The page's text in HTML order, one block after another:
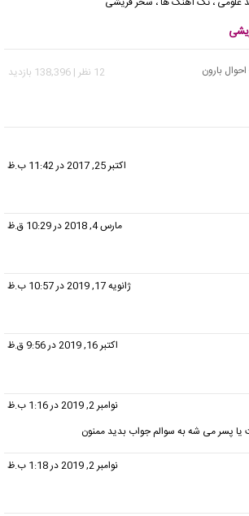
بارون 12 نظر | 138,396 بازدید
اکتبر 25, 2017 در 11:42 ب.ظ
مارس 4, 2018 در 10:29 ق.ظ
ژانویه 17, 2019 در 10:57 ب.ظ
اکتبر 16, 2019 در 9:56 ق.ظ
نوامبر 2, 2019 در 1:16 ب.ظ
یا پسر می شه به سوالم جواب بدید ممنون
نوامبر 2, 2019 در 1:18 ب.ظ